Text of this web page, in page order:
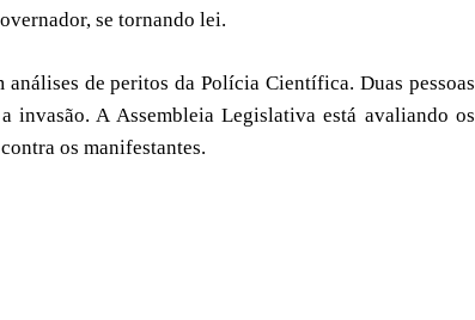
se tornando lei.
de peritos da Polícia Científica. Duas pessoas
A Assembleia Legislativa está avaliando os
os manifestantes.